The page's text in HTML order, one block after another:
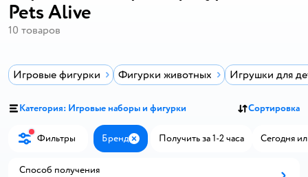
Pets Alive
10 товаров
Игровые фигурки Фигурки животных Игрушки для
Категория: Игровые наборы и фигурки Сортировка
Фильтры Бренд ЗакрытьПолучить за 1-2 часа Сегодня
Способ получения